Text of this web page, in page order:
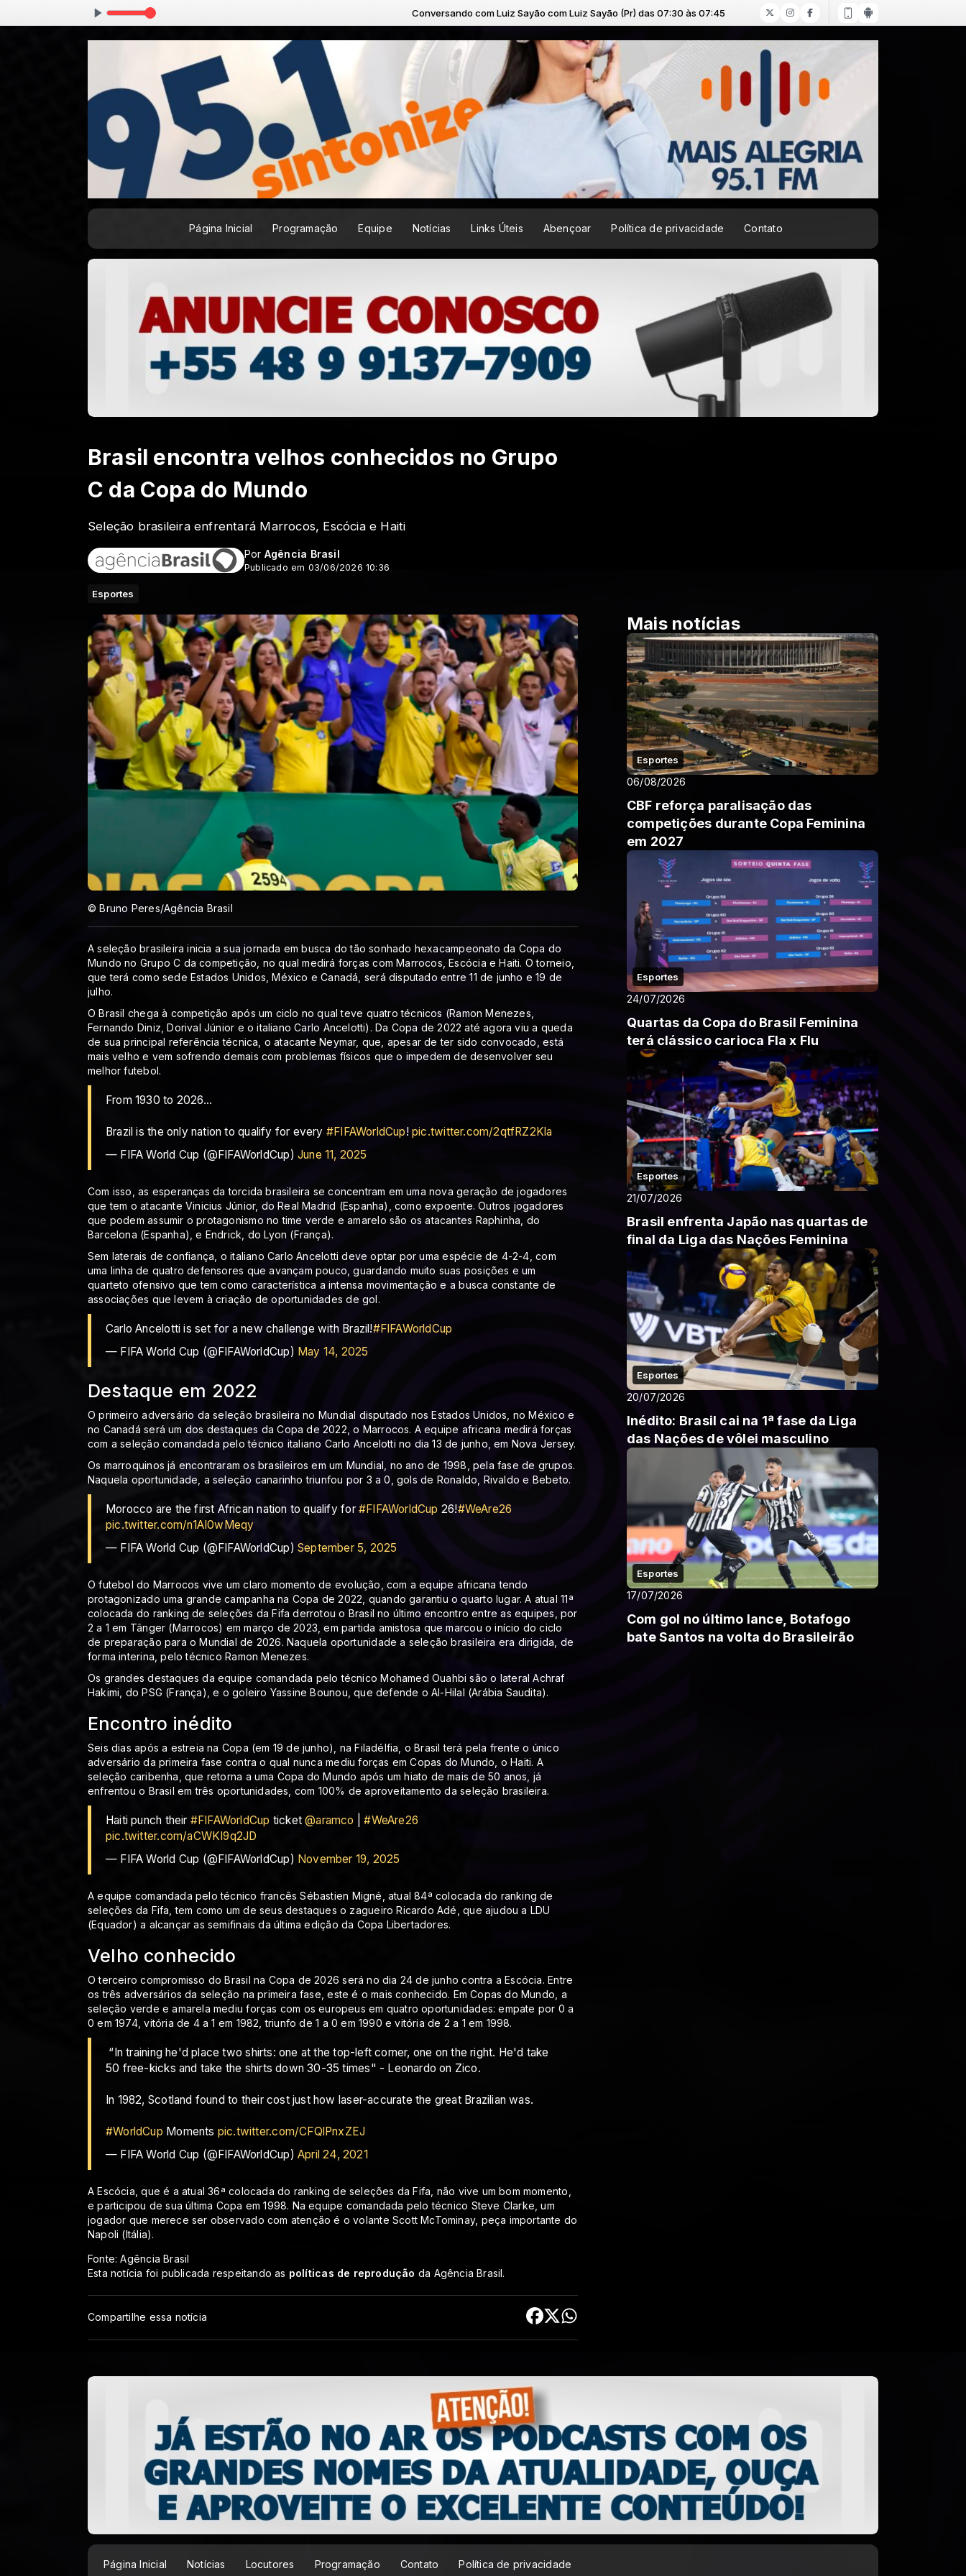
Conversando com Luiz Sayão com Luiz Sayão (Pr) das 07:30 às 07:45
Página Inicial Programação Equipe Notícias Links Úteis Abençoar Política de privacidade Contato
Brasil encontra velhos conhecidos no Grupo
C da Copa do Mundo
Seleção brasileira enfrentará Marrocos, Escócia e Haiti
Por Agência Brasil
Publicado em 03/06/2026 10:36
Esportes
© Bruno Peres/Agência Brasil
A seleção brasileira inicia a sua jornada em busca do tão sonhado hexacampeonato da Copa do
Mundo no Grupo C da competição, no qual medirá forças com Marrocos, Escócia e Haiti. O torneio,
que terá como sede Estados Unidos, México e Canadá, será disputado entre 11 de junho e 19 de
julho.
O Brasil chega à competição após um ciclo no qual teve quatro técnicos (Ramon Menezes,
Fernando Diniz, Dorival Júnior e o italiano Carlo Ancelotti). Da Copa de 2022 até agora viu a queda
de sua principal referência técnica, o atacante Neymar, que, apesar de ter sido convocado, está
mais velho e vem sofrendo demais com problemas físicos que o impedem de desenvolver seu
melhor futebol.
From 1930 to 2026...
Brazil is the only nation to qualify for every #FIFAWorldCup!pic.twitter.com/2qtfRZ2Kla
— FIFA World Cup (@FIFAWorldCup) June 11, 2025
Com isso, as esperanças da torcida brasileira se concentram em uma nova geração de jogadores
que tem o atacante Vinicius Júnior, do Real Madrid (Espanha), como expoente. Outros jogadores
que podem assumir o protagonismo no time verde e amarelo são os atacantes Raphinha, do
Barcelona (Espanha), e Endrick, do Lyon (França).
Sem laterais de confiança, o italiano Carlo Ancelotti deve optar por uma espécie de 4-2-4, com
uma linha de quatro defensores que avançam pouco, guardando muito suas posições e um
quarteto ofensivo que tem como característica a intensa movimentação e a busca constante de
associações que levem à criação de oportunidades de gol.
Carlo Ancelotti is set for a new challenge with Brazil!#FIFAWorldCup
— FIFA World Cup (@FIFAWorldCup) May 14, 2025
Destaque em 2022
O primeiro adversário da seleção brasileira no Mundial disputado nos Estados Unidos, no México e
no Canadá será um dos destaques da Copa de 2022, o Marrocos. A equipe africana medirá forças
com a seleção comandada pelo técnico italiano Carlo Ancelotti no dia 13 de junho, em Nova Jersey.
Os marroquinos já encontraram os brasileiros em um Mundial, no ano de 1998, pela fase de grupos.
Naquela oportunidade, a seleção canarinho triunfou por 3 a 0, gols de Ronaldo, Rivaldo e Bebeto.
Morocco are the first African nation to qualify for #FIFAWorldCup 26!#WeAre26
pic.twitter.com/n1AI0wMeqy
— FIFA World Cup (@FIFAWorldCup) September 5, 2025
O futebol do Marrocos vive um claro momento de evolução, com a equipe africana tendo
protagonizado uma grande campanha na Copa de 2022, quando garantiu o quarto lugar. A atual 11ª
colocada do ranking de seleções da Fifa derrotou o Brasil no último encontro entre as equipes, por
2 a 1 em Tânger (Marrocos) em março de 2023, em partida amistosa que marcou o início do ciclo
de preparação para o Mundial de 2026. Naquela oportunidade a seleção brasileira era dirigida, de
forma interina, pelo técnico Ramon Menezes.
Os grandes destaques da equipe comandada pelo técnico Mohamed Ouahbi são o lateral Achraf
Hakimi, do PSG (França), e o goleiro Yassine Bounou, que defende o Al-Hilal (Arábia Saudita).
Encontro inédito
Seis dias após a estreia na Copa (em 19 de junho), na Filadélfia, o Brasil terá pela frente o único
adversário da primeira fase contra o qual nunca mediu forças em Copas do Mundo, o Haiti. A
seleção caribenha, que retorna a uma Copa do Mundo após um hiato de mais de 50 anos, já
enfrentou o Brasil em três oportunidades, com 100% de aproveitamento da seleção brasileira.
Haiti punch their #FIFAWorldCup ticket ️@aramco |#WeAre26
pic.twitter.com/aCWKI9q2JD
— FIFA World Cup (@FIFAWorldCup) November 19, 2025
A equipe comandada pelo técnico francês Sébastien Migné, atual 84ª colocada do ranking de
seleções da Fifa, tem como um de seus destaques o zagueiro Ricardo Adé, que ajudou a LDU
(Equador) a alcançar as semifinais da última edição da Copa Libertadores.
Velho conhecido
O terceiro compromisso do Brasil na Copa de 2026 será no dia 24 de junho contra a Escócia. Entre
os três adversários da seleção na primeira fase, este é o mais conhecido. Em Copas do Mundo, a
seleção verde e amarela mediu forças com os europeus em quatro oportunidades: empate por 0 a
0 em 1974, vitória de 4 a 1 em 1982, triunfo de 1 a 0 em 1990 e vitória de 2 a 1 em 1998.
️ “In training he'd place two shirts: one at the top-left corner, one on the right. He'd take
50 free-kicks and take the shirts down 30-35 times" - Leonardo on Zico.
In 1982, Scotland found to their cost just how laser-accurate the great Brazilian was.
#WorldCup Moments pic.twitter.com/CFQlPnxZEJ
— FIFA World Cup (@FIFAWorldCup) April 24, 2021
A Escócia, que é a atual 36ª colocada do ranking de seleções da Fifa, não vive um bom momento,
e participou de sua última Copa em 1998. Na equipe comandada pelo técnico Steve Clarke, um
jogador que merece ser observado com atenção é o volante Scott McTominay, peça importante do
Napoli (Itália).
Fonte: Agência Brasil
Esta notícia foi publicada respeitando as políticas de reprodução da Agência Brasil.
Compartilhe essa notícia
Mais notícias
Esportes
06/08/2026
CBF reforça paralisação das
competições durante Copa Feminina
em 2027
Esportes
24/07/2026
Quartas da Copa do Brasil Feminina
terá clássico carioca Fla x Flu
Esportes
21/07/2026
Brasil enfrenta Japão nas quartas de
final da Liga das Nações Feminina
Esportes
20/07/2026
Inédito: Brasil cai na 1ª fase da Liga
das Nações de vôlei masculino
Esportes
17/07/2026
Com gol no último lance, Botafogo
bate Santos na volta do Brasileirão
Página Inicial Notícias Locutores Programação Contato Política de privacidade